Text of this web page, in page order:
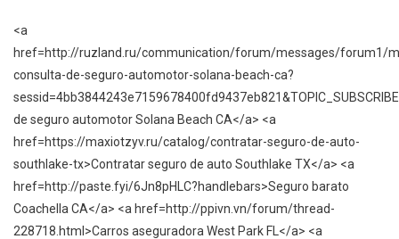
<a
href=http://ruzland.ru/communication/forum/messages/forum1/
consulta-de-seguro-automotor-solana-beach-ca?
de seguro automotor Solana Beach CA</a> <a
href=https://maxiotzyv.ru/catalog/contratar-seguro-de-auto-
southlake-tx>Contratar seguro de auto Southlake TX</a> <a
href=http://paste.fyi/6Jn8pHLC?handlebars>Seguro barato
Coachella CA</a> <a href=http://ppivn.vn/forum/thread-
228718.html>Carros aseguradora West Park FL</a> <a